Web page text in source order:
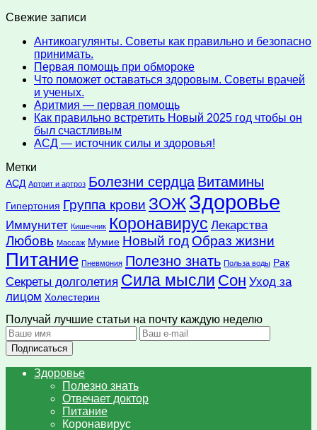
Свежие записи
Антикоагулянты. Советы как правильно и безопасно
принимать.
Первая помощь при обмороке
Что поможет оставаться здоровым. Советы врачей
и ученых.
Аритмия — первая помощь
Как правильно встретить Новый 2025 год чтобы он
был счастливым
АСД — источник силы и здоровья!
Метки
АСД Артрит и артроз Болезни сердца Витамины
Гипертония Группа крови ЗОЖЗдоровье
Иммунитет Кишечник Коронавирус Лекарства
Любовь Массаж Мумие Новый год Образ жизни
Питание Пневмония Полезно знать Польза воды Рак
Секреты долголетия Сила мысли Сон Уход за
лицом Холестерин
Получай лучшие статьи на почту каждую неделю
Подписаться
Здоровье
Полезно знать
Отвечает доктор
Питание
Коронавирус